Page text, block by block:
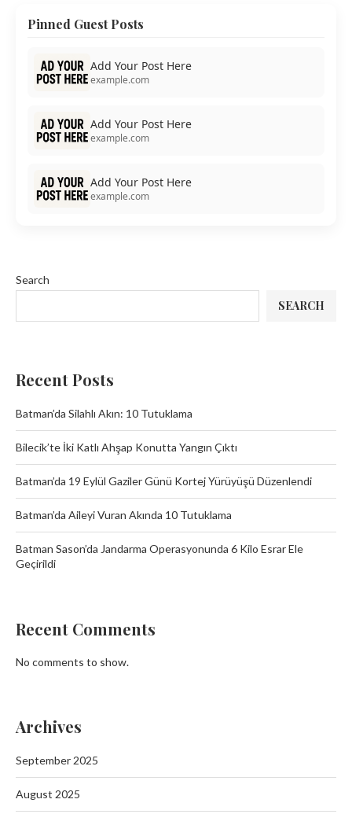
Pinned Guest Posts
Add Your Post Here
example.com
Add Your Post Here
example.com
Add Your Post Here
example.com
Search
SEARCH
Recent Posts
Batman’da Silahlı Akın: 10 Tutuklama
Bilecik’te İki Katlı Ahşap Konutta Yangın Çıktı
Batman’da 19 Eylül Gaziler Günü Kortej Yürüyüşü Düzenlendi
Batman’da Aileyi Vuran Akında 10 Tutuklama
Batman Sason’da Jandarma Operasyonunda 6 Kilo Esrar Ele
Geçirildi
Recent Comments
No comments to show.
Archives
September 2025
August 2025